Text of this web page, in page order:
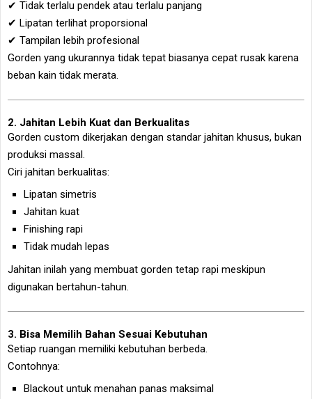
✔ Tidak terlalu pendek atau terlalu panjang
✔ Lipatan terlihat proporsional
✔ Tampilan lebih profesional
Gorden yang ukurannya tidak tepat biasanya cepat rusak karena
beban kain tidak merata.
2. Jahitan Lebih Kuat dan Berkualitas
Gorden custom dikerjakan dengan standar jahitan khusus, bukan
produksi massal.
Ciri jahitan berkualitas:
Lipatan simetris
Jahitan kuat
Finishing rapi
Tidak mudah lepas
Jahitan inilah yang membuat gorden tetap rapi meskipun
digunakan bertahun-tahun.
3. Bisa Memilih Bahan Sesuai Kebutuhan
Setiap ruangan memiliki kebutuhan berbeda.
Contohnya:
Blackout untuk menahan panas maksimal